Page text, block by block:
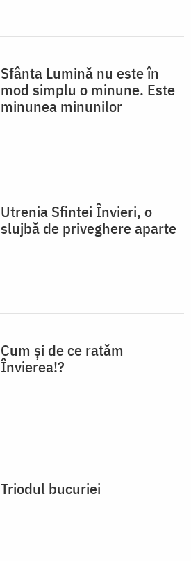
Sfânta Lumină nu este în
mod simplu o minune. Este
minunea minunilor
Utrenia Sfintei Învieri, o
slujbă de priveghere aparte
Cum și de ce ratăm
Învierea!?
Triodul bucuriei